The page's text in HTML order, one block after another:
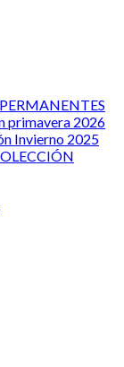
primavera 2026
Invierno 2025